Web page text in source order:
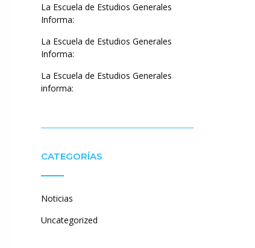
La Escuela de Estudios Generales
Informa:
La Escuela de Estudios Generales
Informa:
La Escuela de Estudios Generales
informa:
CATEGORÍAS
Noticias
Uncategorized